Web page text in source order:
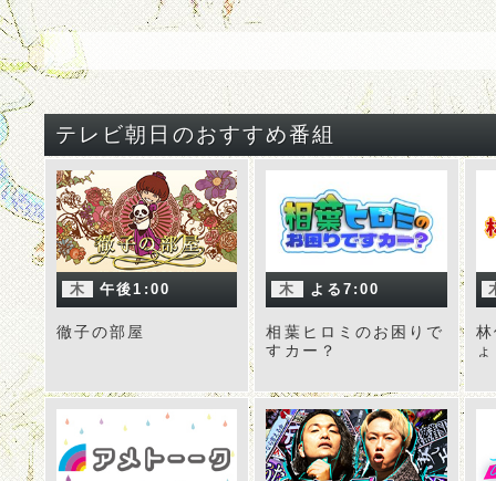
テレビ朝日のおすすめ番組
木 午後1:00
徹子の部屋
木 よる7:00
相葉ヒロミのお困りで
すカー？